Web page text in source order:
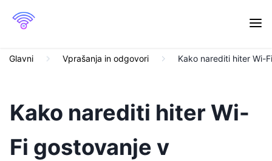
Glavni Vprašanja in odgovori Kako narediti hiter Wi-
Kako narediti hiter Wi-
Fi gostovanje v